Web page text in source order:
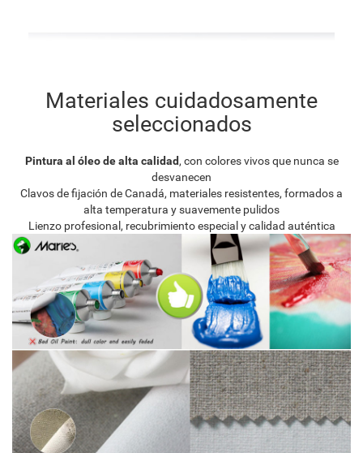
Materiales cuidadosamente
seleccionados
Pintura al óleo de alta calidad, con colores vivos que nunca se
desvanecen
Clavos de fijación de Canadá, materiales resistentes, formados a
alta temperatura y suavemente pulidos
Lienzo profesional, recubrimiento especial y calidad auténtica